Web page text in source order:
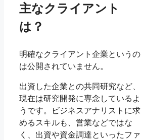
主なクライアント
は？
明確なクライアント企業というの
は公開されていません。
出資した企業との共同研究など、
現在は研究開発に専念しているよ
うです。ビジネスアナリストに求
めるスキルも、営業などではな
く、出資や資金調達といったファ